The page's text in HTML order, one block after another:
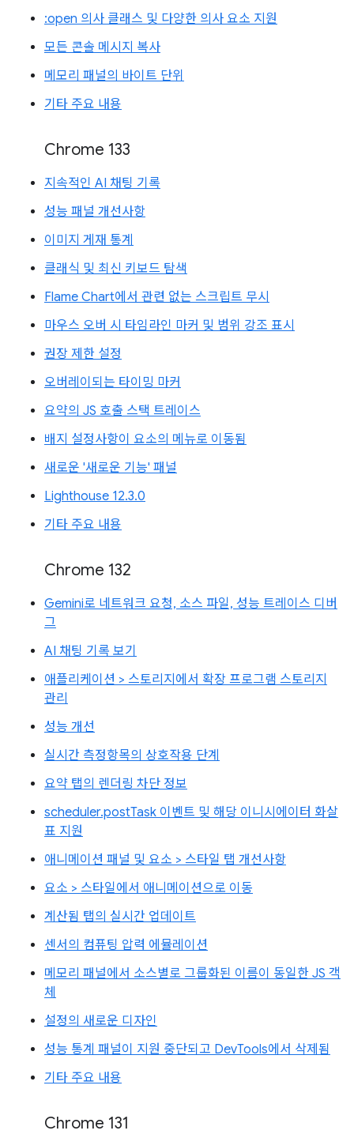
:open 의사 클래스 및 다양한 의사 요소 지원
모든 콘솔 메시지 복사
메모리 패널의 바이트 단위
기타 주요 내용
Chrome 133
지속적인 AI 채팅 기록
성능 패널 개선사항
이미지 게재 통계
클래식 및 최신 키보드 탐색
Flame Chart에서 관련 없는 스크립트 무시
마우스 오버 시 타임라인 마커 및 범위 강조 표시
권장 제한 설정
오버레이되는 타이밍 마커
요약의 JS 호출 스택 트레이스
배지 설정사항이 요소의 메뉴로 이동됨
새로운 '새로운 기능' 패널
Lighthouse 12.3.0
기타 주요 내용
Chrome 132
Gemini로 네트워크 요청, 소스 파일, 성능 트레이스 디버
그
AI 채팅 기록 보기
애플리케이션 > 스토리지에서 확장 프로그램 스토리지
관리
성능 개선
실시간 측정항목의 상호작용 단계
요약 탭의 렌더링 차단 정보
scheduler.postTask 이벤트 및 해당 이니시에이터 화살
표 지원
애니메이션 패널 및 요소 > 스타일 탭 개선사항
요소 > 스타일에서 애니메이션으로 이동
계산됨 탭의 실시간 업데이트
센서의 컴퓨팅 압력 에뮬레이션
메모리 패널에서 소스별로 그룹화된 이름이 동일한 JS 객
체
설정의 새로운 디자인
성능 통계 패널이 지원 중단되고 DevTools에서 삭제됨
기타 주요 내용
Chrome 131